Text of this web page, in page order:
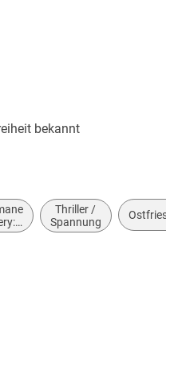
bekannt
Thriller /
Spannung